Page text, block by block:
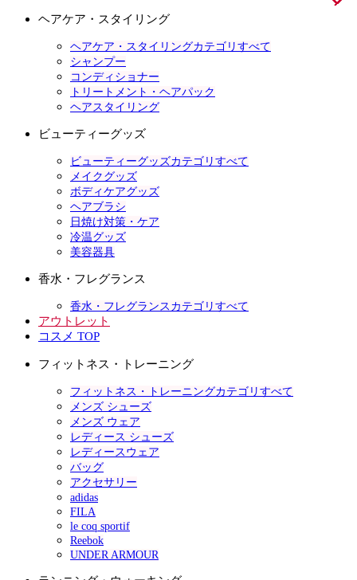
ヘアケア・スタイリング
ヘアケア・スタイリングカテゴリすべて
シャンプー
コンディショナー
トリートメント・ヘアパック
ヘアスタイリング
ビューティーグッズ
ビューティーグッズカテゴリすべて
メイクグッズ
ボディケアグッズ
ヘアブラシ
日焼け対策・ケア
冷温グッズ
美容器具
香水・フレグランス
香水・フレグランスカテゴリすべて
アウトレット
コスメ TOP
フィットネス・トレーニング
フィットネス・トレーニングカテゴリすべて
メンズ シューズ
メンズ ウェア
レディース シューズ
レディースウェア
バッグ
アクセサリー
adidas
FILA
le coq sportif
Reebok
UNDER ARMOUR